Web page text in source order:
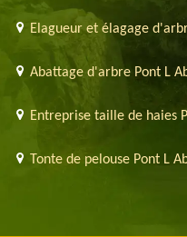
Elagueur et élagage
Abattage d'arbre Pont L
Entreprise taille de haies
Tonte de pelouse Pont L